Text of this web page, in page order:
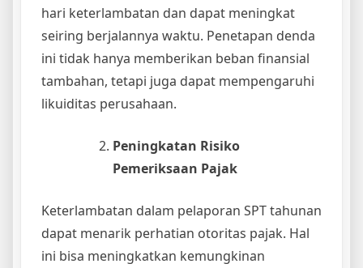
hari keterlambatan dan dapat meningkat
seiring berjalannya waktu. Penetapan denda
ini tidak hanya memberikan beban finansial
tambahan, tetapi juga dapat mempengaruhi
likuiditas perusahaan.
Peningkatan Risiko
Pemeriksaan Pajak
Keterlambatan dalam pelaporan SPT tahunan
dapat menarik perhatian otoritas pajak. Hal
ini bisa meningkatkan kemungkinan